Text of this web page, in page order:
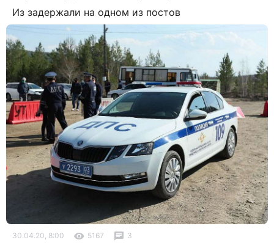
Из задержали на одном из постов
30.04.20, 8:00 5167 3